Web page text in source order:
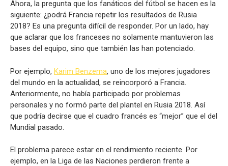
Ahora, la pregunta que los fanáticos del fútbol se hacen es la
siguiente: ¿podrá Francia repetir los resultados de Rusia
2018? Es una pregunta difícil de responder. Por un lado, hay
que aclarar que los franceses no solamente mantuvieron las
bases del equipo, sino que también las han potenciado.
Por ejemplo, Karim Benzema, uno de los mejores jugadores
del mundo en la actualidad, se reincorporó a Francia.
Anteriormente, no había participado por problemas
personales y no formó parte del plantel en Rusia 2018. Así
que podría decirse que el cuadro francés es “mejor” que el del
Mundial pasado.
El problema parece estar en el rendimiento reciente. Por
ejemplo, en la Liga de las Naciones perdieron frente a